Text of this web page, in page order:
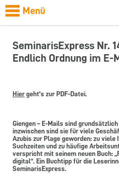
Menü
SeminarisExpress Nr.
Endlich Ordnung im E-
Hier geht's zur PDF-Datei.
Giengen – E-Mails sind
inzwischen sind sie für viele
Azubis zur Plage geworden: zu viele
Suchzeiten und zu häufige
verspricht mit seinem neuen Buch:
digital“. Ein Buchtipp für die
SeminarisExpress.